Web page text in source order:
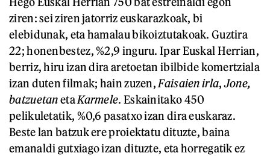
ziren: sei ziren jatorriz euskarazkoak, bi
elebidunak, eta hamalau bikoiztutakoak. Guztira
22; honenbestez, %2,9 inguru. Ipar Euskal Herrian,
berriz, hiru izan dira aretoetan ibilbide komertziala
izan duten filmak; hain zuzen, Faisaien irla,Jone,
batzuetanetaKarmele. Eskainitako 450
pelikuletatik, %0,6 pasatxo izan dira euskaraz.
Beste lan batzuk ere proiektatu dituzte, baina
emanaldi gutxiago izan dituzte, eta horregatik ez